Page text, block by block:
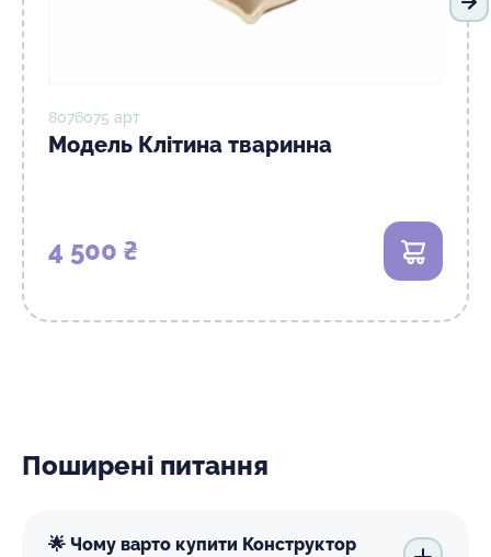
8076075 арт
Модель Клітина тваринна
4 500 ₴ В кошик
Поширені питання
🌟 Чому варто купити Конструктор